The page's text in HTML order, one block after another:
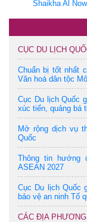
Shaikha Al
CỤC DU LỊCH
Chuẩn bị tốt nhất
Văn hoá dân tộc
Cục Du lịch Quốc
xúc tiến, quảng bá
Mở rộng dịch vụ
Quốc
Thông tin hướng
ASEAN 2027
Cục Du lịch Quốc
bảo vệ an ninh Tổ
CÁC ĐỊA PHƯƠNG